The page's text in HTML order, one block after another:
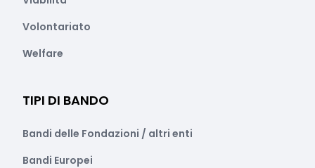
Volontariato
Welfare
TIPI DI BANDO
Bandi delle Fondazioni / altri enti
Bandi Europei